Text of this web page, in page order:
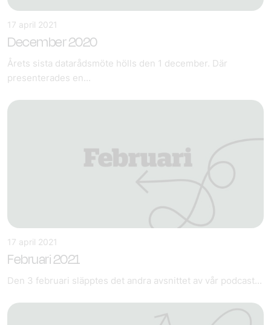
17 april 2021
December 2020
Årets sista datarådsmöte hölls den 1 december. Där
presenterades en...
17 april 2021
Februari 2021
Den 3 februari släpptes det andra avsnittet av vår podcast...